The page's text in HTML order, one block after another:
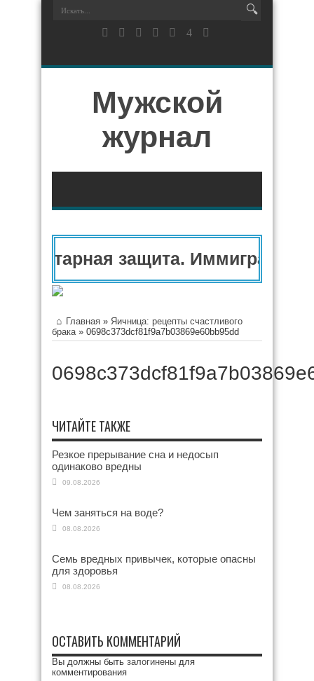
Мужской
журнал
защита.
Главная » Яичница: рецепты счастливого
брака» 0698c373dcf81f9a7b03869e60bb95dd
ЧИТАЙТЕ ТАКЖЕ
Резкое прерывание сна и недосып
одинаково вредны
09.08.2026
Чем заняться на воде?
08.08.2026
Семь вредных привычек, которые опасны
для здоровья
08.08.2026
ОСТАВИТЬ КОММЕНТАРИЙ
Вы должны быть залогинены для
комментирования